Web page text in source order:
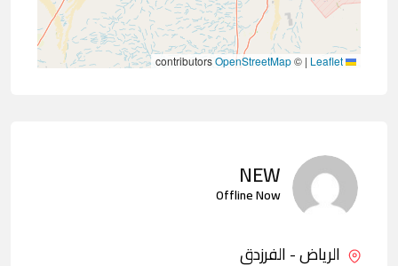
|
©
OpenStreetMap
NEW
Offline Now
الرياض - الفرزدق